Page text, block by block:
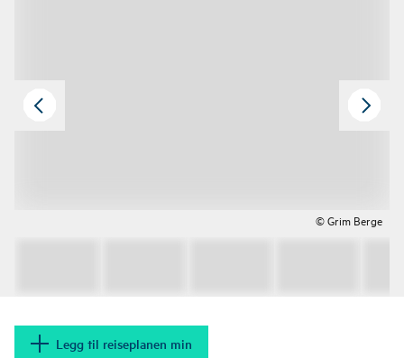
© Grim Berge
Legg til reiseplanen min